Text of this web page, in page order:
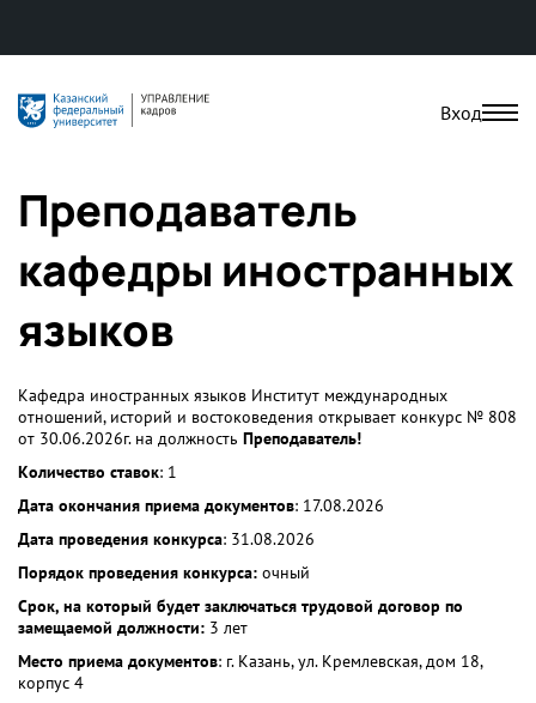
Вход
Преподаватель
кафедры иностранных
языков
Кафедра иностранных языков Институт международных
отношений, историй и востоковедения открывает конкурс № 808
от 30.06.2026г. на должность Преподаватель!
Количество ставок: 1
Дата окончания приема документов: 17.08.2026
Дата проведения конкурса: 31.08.2026
Порядок проведения конкурса: очный
Срок, на который будет заключаться трудовой договор по
замещаемой должности: 3 лет
Место приема документов: г. Казань, ул. Кремлевская, дом 18,
корпус 4